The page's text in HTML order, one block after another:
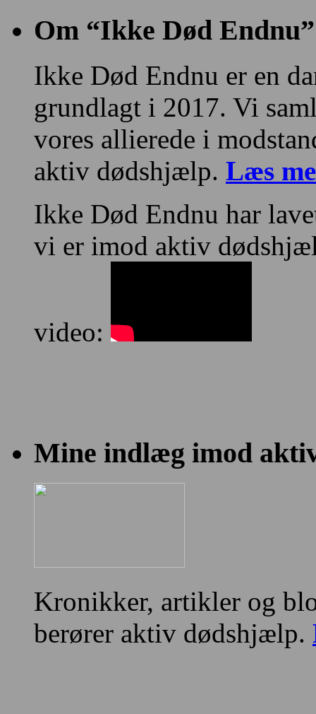
Om “Ikke Død
Ikke Død Endnu er en
grundlagt i 2017. Vi
vores allierede i
aktiv dødshjælp. Læs
Ikke Død Endnu har
vi er imod aktiv
video:
Mine indlæg imod
Kronikker, artikler og
berører aktiv dødshjælp.